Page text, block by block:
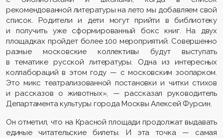
рекомендованной литературы на лето мы добавляем свой
список. Родители и дети могут прийти в библиотеку
и получить уже сформированный бокс книг. На двух
площадках пройдет более 100 мероприятий. Совершенно
разные московские коллективы будут выступать
в тематике русской литературы. Одна из интересных
коллабораций в этом году — с московским зоопарком.
Это микс театрализованной постановки и читки стихов
и рассказов о животных», — рассказал руководитель
Департамента культуры города Москвы Алексей Фурсин.
Он отметил, что на Красной площади продолжат выдавать
единые читательские билеты. И эта точка — самая